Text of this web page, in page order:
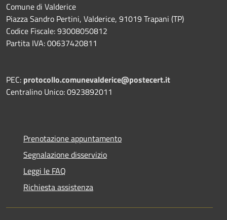
Comune di Valderice
Piazza Sandro Pertini, Valderice, 91019 Trapani (TP)
Codice Fiscale: 93008050812
Partita IVA: 00637420811
PEC: protocollo.comunevalderice@postecert.it
Centralino Unico: 0923892011
Prenotazione appuntamento
Segnalazione disservizio
Leggi le FAQ
Richiesta assistenza